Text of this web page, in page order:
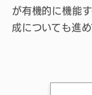
が有機的に機能
成についても進め